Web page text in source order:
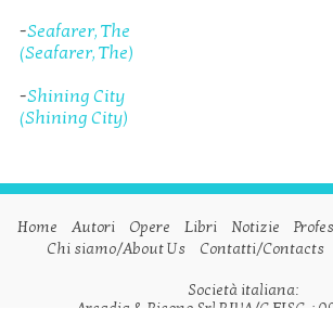
-Seafarer, The
(Seafarer, The)
-Shining City
(Shining City)
Home Autori Opere Libri Notizie
Chi siamo/About Us
Contatti/Contacts
Società italiana: